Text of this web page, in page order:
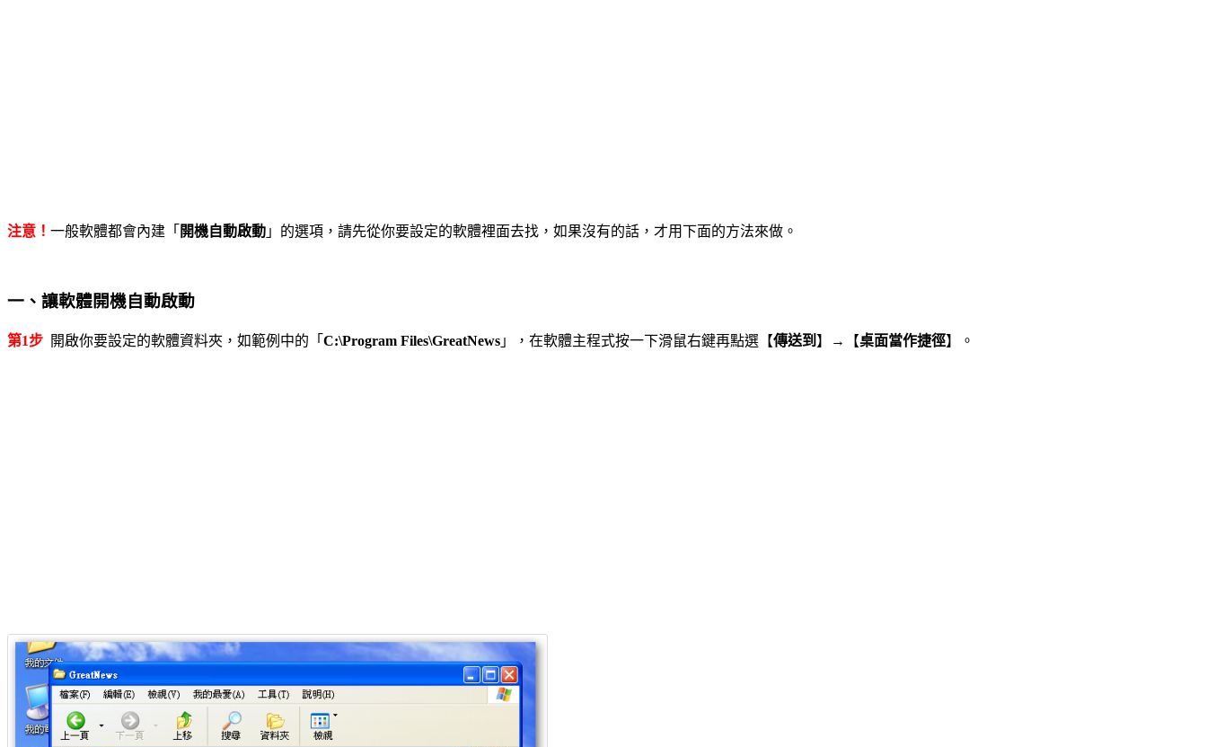
注意！ 一般軟體都會內建「 開機自動啟動 」的選項，請先從你要設定的軟體裡面去找，如果沒有的話，才用下面的方法來做。
一、讓軟體開機自動啟動
第1步 開啟你要設定的軟體資料夾，如範例中的「 C:\Program Files\GreatNews 」，在軟體主程式按一下滑鼠右鍵再點選【傳送到 】→【桌面當作捷徑】。